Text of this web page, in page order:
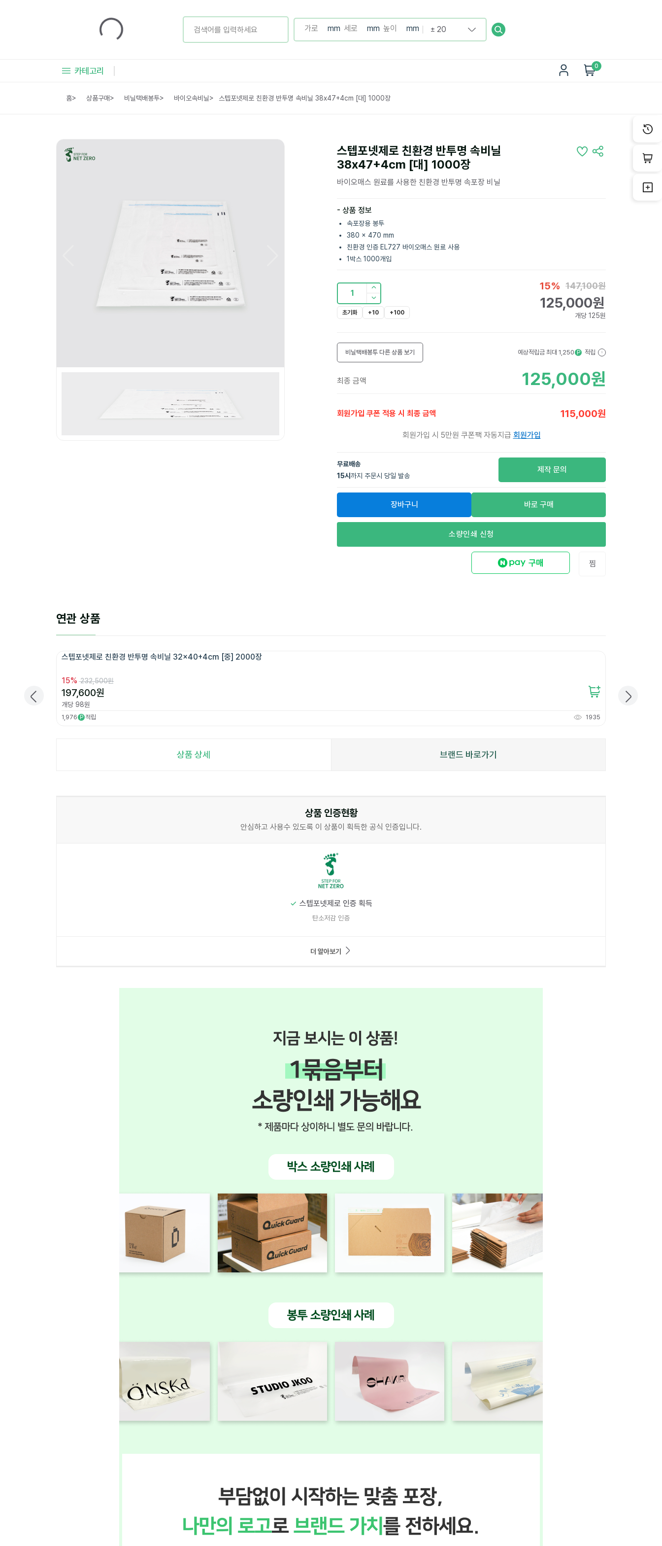
카테고리 0
홈> 상품구매> 비닐택배봉투> 바이오속비닐> 스텝포넷제로 친환경 반투명 속비닐 38x47+4cm [대] 1000장
스텝포넷제로 친환경 반투명 속비닐
38x47+4cm [대] 1000장
바이오매스 원료를 사용한 친환경 반투명 속포장 비닐
- 상품 정보
속포장용 봉투
380 x 470 mm
친환경 인증 EL727 바이오매스 원료 사용
1박스 1000개입
1
초기화 +10 +100
15% 147,100원
125,000원
개당 125원
비닐택배봉투 다른 상품 보기 예상적립금 최대 1,250 P 적립 ?
최종 금액 125,000원
회원가입 쿠폰 적용 시 최종 금액 115,000원
회원가입 시 5만원 쿠폰팩 자동지급 회원가입
무료배송
15시 까지 주문시 당일 발송
제작 문의
장바구니 바로 구매
소량인쇄 신청
찜
연관 상품
스텝포넷제로 친환경 반투명 속비닐 32x40+4cm [중] 2000장
15% 232,500원
197,600원
개당 98원
1,976 P 적립 1935
125,000
125
상품 상세 브랜드 바로가기
상품 인증현황
안심하고 사용수 있도록 이 상품이 획득한 공식 인증입니다.
스텝포넷제로 인증 획득
탄소저감 인증
더 알아보기